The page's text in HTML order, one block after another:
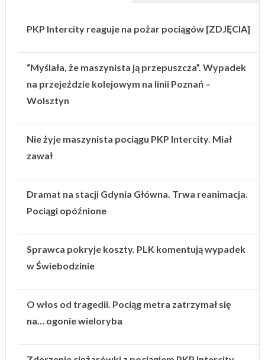
PKP Intercity reaguje na pożar pociągów [ZDJĘCIA]
“Myślała, że maszynista ją przepuszcza”. Wypadek
na przejeździe kolejowym na linii Poznań –
Wolsztyn
Nie żyje maszynista pociągu PKP Intercity. Miał
zawał
Dramat na stacji Gdynia Główna. Trwa reanimacja.
Pociągi opóźnione
Sprawca pokryje koszty. PLK komentują wypadek
w Świebodzinie
O włos od tragedii. Pociąg metra zatrzymał się
na… ogonie wieloryba